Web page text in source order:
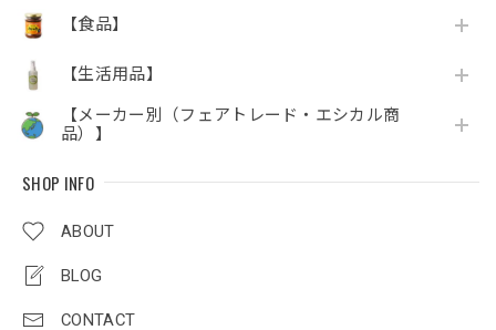
【食品】
【生活用品】
【メーカー別（フェアトレード・エシカル商
品）】
SHOP INFO
ABOUT
BLOG
CONTACT